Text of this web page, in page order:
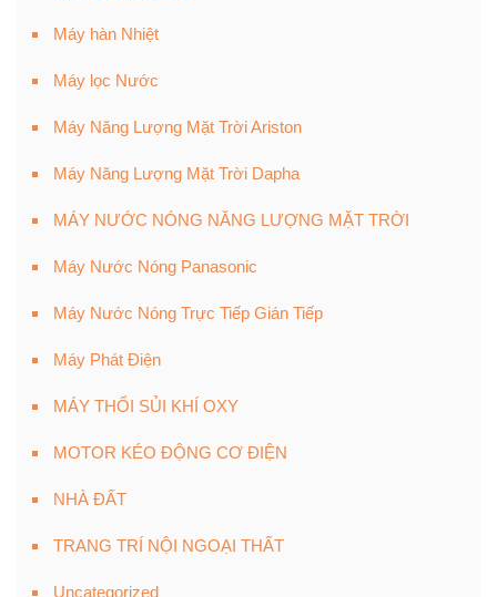
Máy hàn Nhiệt
Máy lọc Nước
Máy Năng Lượng Mặt Trời Ariston
Máy Năng Lượng Mặt Trời Dapha
MÁY NƯỚC NÓNG NĂNG LƯỢNG MẶT TRỜI
Máy Nước Nóng Panasonic
Máy Nước Nóng Trực Tiếp Gián Tiếp
Máy Phát Điện
MÁY THỔI SỦI KHÍ OXY
MOTOR KÉO ĐỘNG CƠ ĐIỆN
NHÀ ĐẤT
TRANG TRÍ NỘI NGOẠI THẤT
Uncategorized